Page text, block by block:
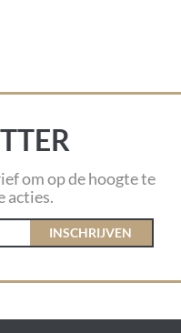
om op de hoogte te
acties.
INSCHRIJVEN